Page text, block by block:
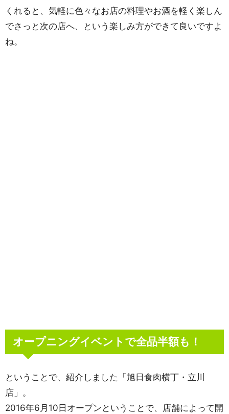
くれると、気軽に色々なお店の料理やお酒を軽く楽しん
でさっと次の店へ、という楽しみ方ができて良いですよ
ね。
オープニングイベントで全品半額も！
ということで、紹介しました「旭日食肉横丁・立川
店」。
2016年6月10日オープンということで、店舗によって開